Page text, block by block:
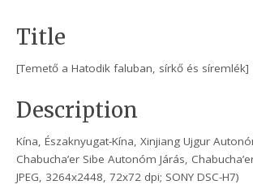
Title
[Temető a Hatodik faluban, sírkő és síremlék]
Description
Kína, Északnyugat-Kína, Xinjiang Ujgur
Chabucha’er Sibe Autonóm Járás,
JPEG, 3264x2448, 72x72 dpi; SONY DSC-H7)